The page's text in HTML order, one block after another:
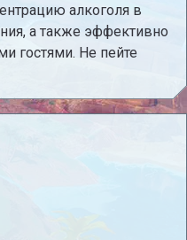
алкоголя в
а также эффективно
гостями. Не пейте